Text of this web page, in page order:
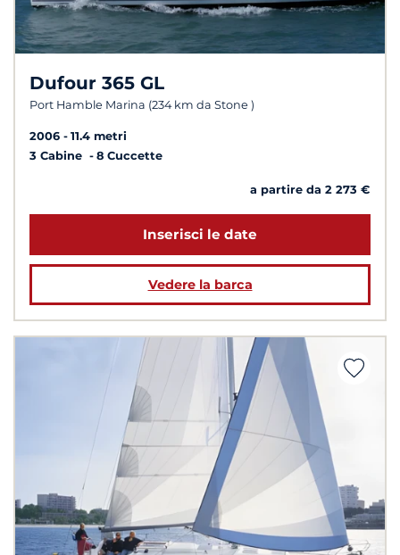
Dufour 365 GL
Port Hamble Marina (234 km da Stone )
2006
11.4 metri
3 Cabine
8 Cuccette
a partire da 2 273 €
Inserisci le date
Vedere la barca